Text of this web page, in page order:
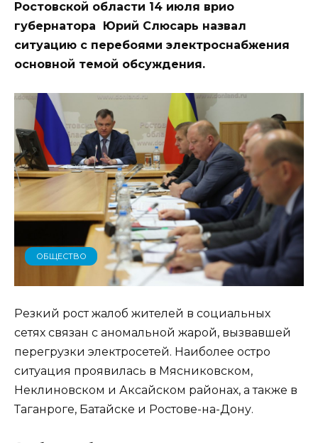
Ростовской области 14 июля врио
губернатора Юрий Слюсарь назвал
ситуацию с перебоями электроснабжения
основной темой обсуждения.
ОБЩЕСТВО
Резкий рост жалоб жителей в социальных
сетях связан с аномальной жарой, вызвавшей
перегрузки электросетей. Наиболее остро
ситуация проявилась в Мясниковском,
Неклиновском и Аксайском районах, а также в
Таганроге, Батайске и Ростове-на-Дону.